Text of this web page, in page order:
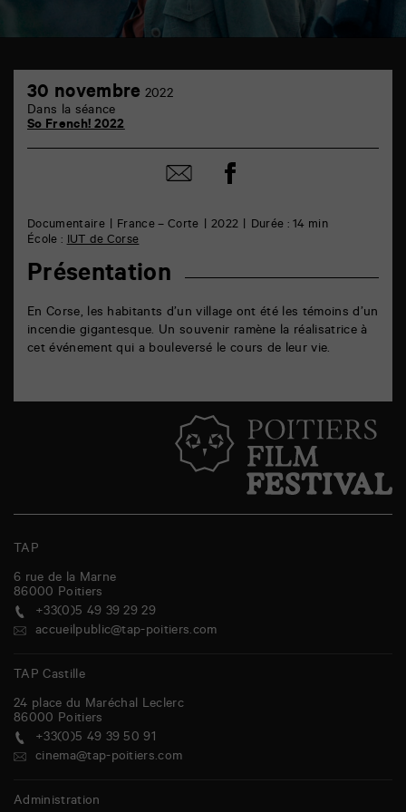
Marne
Documentaire France – Corte 2022
Durée : 14 min
École :IUT de Corse
Présentation
En Corse, les habitants d’un village ont été les témoins d’un
incendie gigantesque. Un souvenir ramène la réalisatrice à
cet événement qui a bouleversé le cours de leur vie.
30 novembre 202230
Dans la séance
So French! 2022
Partager
par
Partager
sur
TAP
6 rue de la Marne
86000 Poitiers
+33(0)5 49 39 29 29
accueilpublic@tap-poitiers.com
TAP Castille
24 place du Maréchal Leclerc
86000 Poitiers
+33(0)5 49 39 50 91
cinema@tap-poitiers.com
Administration